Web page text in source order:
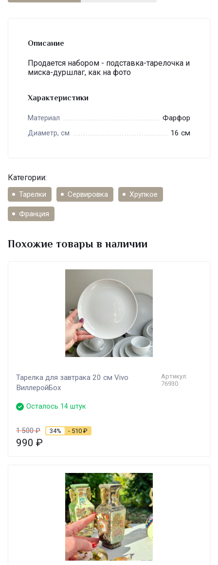
Описание
Продается набором - подставка-тарелочка и
миска-дуршлаг, как на фото
Характеристики
Материал Фарфор
Диаметр, см 16 см
Категории:
Тарелки Сервировка Хрупкое
Франция
Похожие товары в наличии
Тарелка для завтрака 20 см Vivo
ВиллеройБох
Артикул:
76930
Осталось 14 штук
1 500₽ 34% - 510 ₽
990 ₽